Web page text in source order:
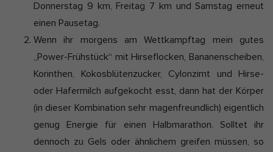
Donnerstag 9 km, Freitag 7 km und Samstag erneut
einen Pausetag.
Wenn ihr morgens am Wettkampftag mein gutes
„Power-Frühstück“ mit Hirseflocken, Bananenscheiben,
Korinthen, Kokosblütenzucker, Cylonzimt und Hirse-
oder Hafermilch aufgekocht esst, dann hat der Körper
(in dieser Kombination sehr magenfreundlich) eigentlich
genug Energie für einen Halbmarathon. Solltet ihr
dennoch zu Gels oder ähnlichem greifen müssen, so